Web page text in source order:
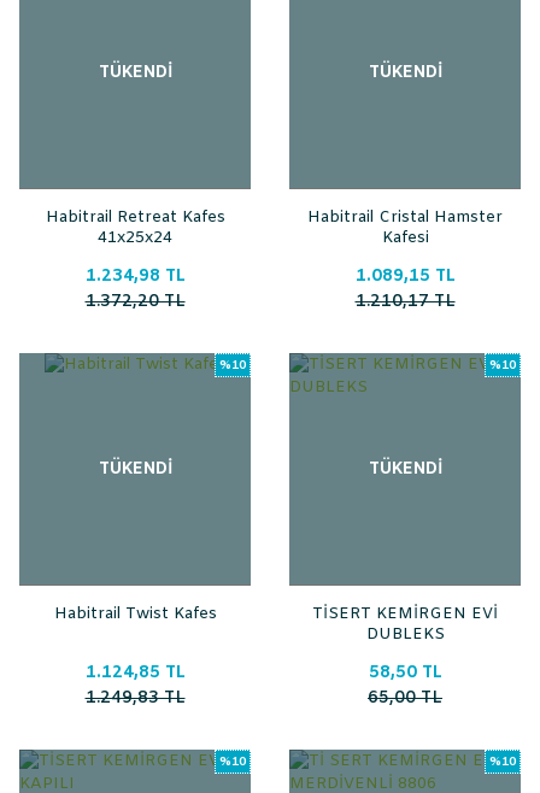
TÜKENDİ
Habitrail Retreat Kafes
41x25x24
1.234,98 TL
1.372,20 TL
TÜKENDİ
Habitrail Cristal Hamster
Kafesi
1.089,15 TL
1.210,17 TL
%10
TÜKENDİ
Habitrail Twist Kafes
1.124,85 TL
1.249,83 TL
%10
TÜKENDİ
TİSERT KEMİRGEN EVİ
DUBLEKS
58,50 TL
65,00 TL
%10 %10